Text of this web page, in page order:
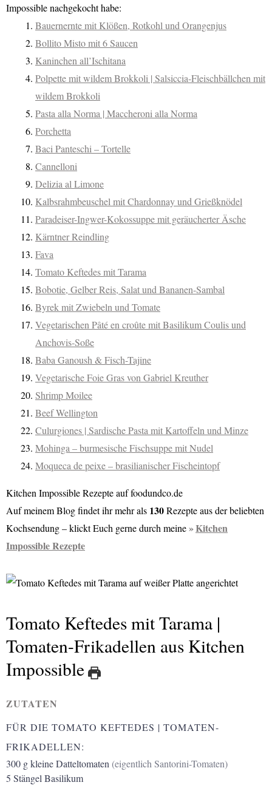
Impossible nachgekocht habe:
Bauernernte mit Klößen, Rotkohl und Orangenjus
Bollito Misto mit 6 Saucen
Kaninchen all’Ischitana
Polpette mit wildem Brokkoli | Salsiccia-Fleischbällchen mit
wildem Brokkoli
Pasta alla Norma | Maccheroni alla Norma
Porchetta
Baci Panteschi – Tortelle
Cannelloni
Delizia al Limone
Kalbsrahmbeuschel mit Chardonnay und Grießknödel
Paradeiser-Ingwer-Kokossuppe mit geräucherter Äsche
Kärntner Reindling
Fava
Tomato Keftedes mit Tarama
Bobotie, Gelber Reis, Salat und Bananen-Sambal
Byrek mit Zwiebeln und Tomate
Vegetarischen Pâté en croûte mit Basilikum Coulis und
Anchovis-Soße
Baba Ganoush & Fisch-Tajine
Vegetarische Foie Gras von Gabriel Kreuther
Shrimp Moilee
Beef Wellington
Culurgiones | Sardische Pasta mit Kartoffeln und Minze
Mohinga – burmesische Fischsuppe mit Nudel
Moqueca de peixe – brasilianischer Fischeintopf
Kitchen Impossible Rezepte auf foodundco.de
Auf meinem Blog findet ihr mehr als 130Rezepte aus der beliebten
Kochsendung – klickt Euch gerne durch meine
Kitchen
Impossible Rezepte
Tomato Keftedes mit Tarama |
Tomaten-Frikadellen aus Kitchen
Impossible
ZUTATEN
FÜR DIE TOMATO KEFTEDES | TOMATEN-
FRIKADELLEN:
300 gkleine Datteltomaten (eigentlich Santorini-Tomaten)
5 Stängel Basilikum